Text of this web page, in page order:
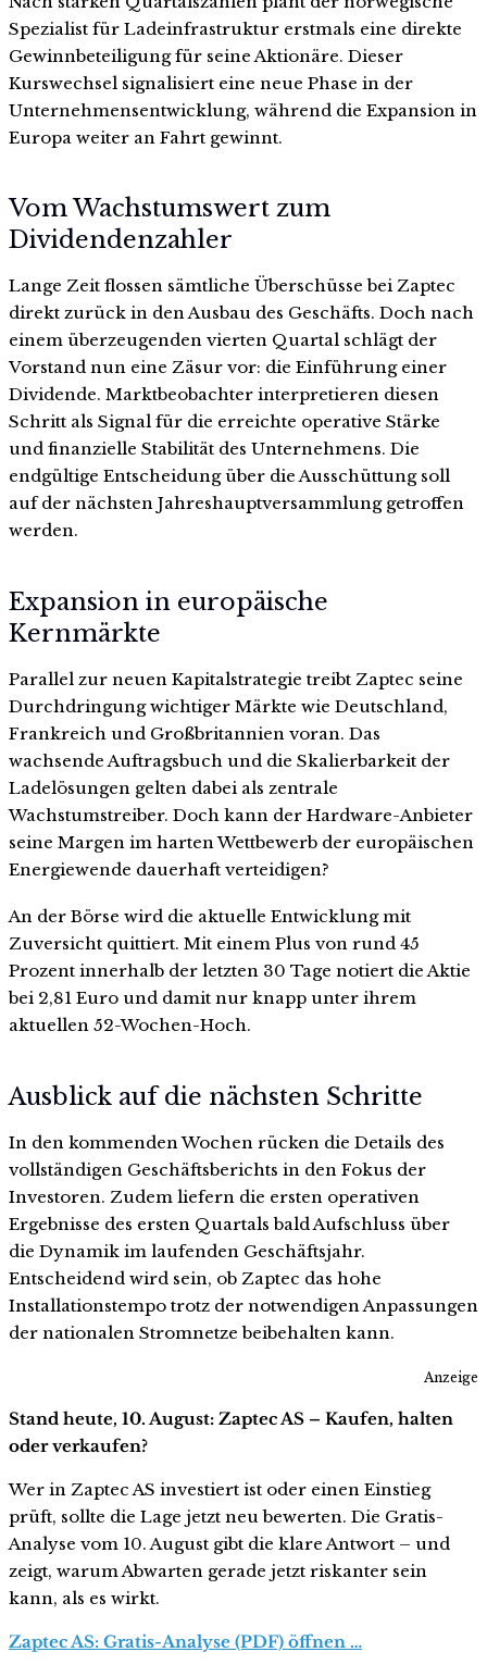
Spezialist für Ladeinfrastruktur erstmals eine direkte
Gewinnbeteiligung für seine Aktionäre. Dieser
Kurswechsel signalisiert eine neue Phase in der
Unternehmensentwicklung, während die Expansion in
Europa weiter an Fahrt gewinnt.
Vom Wachstumswert zum
Dividendenzahler
Lange Zeit flossen sämtliche Überschüsse bei Zaptec
direkt zurück in den Ausbau des Geschäfts. Doch nach
einem überzeugenden vierten Quartal schlägt der
Vorstand nun eine Zäsur vor: die Einführung einer
Dividende. Marktbeobachter interpretieren diesen
Schritt als Signal für die erreichte operative Stärke
und finanzielle Stabilität des Unternehmens. Die
endgültige Entscheidung über die Ausschüttung soll
auf der nächsten Jahreshauptversammlung getroffen
werden.
Expansion in europäische
Kernmärkte
Parallel zur neuen Kapitalstrategie treibt Zaptec seine
Durchdringung wichtiger Märkte wie Deutschland,
Frankreich und Großbritannien voran. Das
wachsende Auftragsbuch und die Skalierbarkeit der
Ladelösungen gelten dabei als zentrale
Wachstumstreiber. Doch kann der Hardware-Anbieter
seine Margen im harten Wettbewerb der europäischen
Energiewende dauerhaft verteidigen?
An der Börse wird die aktuelle Entwicklung mit
Zuversicht quittiert. Mit einem Plus von rund 45
Prozent innerhalb der letzten 30 Tage notiert die Aktie
bei 2,81 Euro und damit nur knapp unter ihrem
aktuellen 52-Wochen-Hoch.
Ausblick auf die nächsten Schritte
In den kommenden Wochen rücken die Details des
vollständigen Geschäftsberichts in den Fokus der
Investoren. Zudem liefern die ersten operativen
Ergebnisse des ersten Quartals bald Aufschluss über
die Dynamik im laufenden Geschäftsjahr.
Entscheidend wird sein, ob Zaptec das hohe
Installationstempo trotz der notwendigen Anpassungen
der nationalen Stromnetze beibehalten kann.
Anzeige
Stand heute, 10. August: Zaptec AS – Kaufen, halten
oder verkaufen?
Wer in Zaptec AS investiert ist oder einen Einstieg
prüft, sollte die Lage jetzt neu bewerten. Die Gratis-
Analyse vom 10. August gibt die klare Antwort – und
zeigt, warum Abwarten gerade jetzt riskanter sein
kann, als es wirkt.
Zaptec AS: Gratis-Analyse (PDF) öffnen …